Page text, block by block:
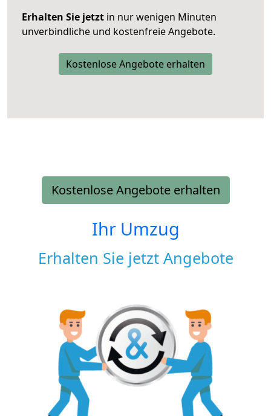
Erhalten Sie jetzt in nur wenigen Minuten
unverbindliche und kostenfreie Angebote.
Kostenlose Angebote erhalten
Kostenlose Angebote erhalten
Ihr Umzug
Erhalten Sie jetzt Angebote